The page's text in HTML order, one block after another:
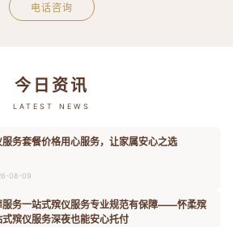
电话咨询
今日资讯
LATEST NEWS
务套餐价格用心服务，让家属安心之选
08-09
服务一站式殡仪服务专业规范有保障——怀柔殡
殡仪服务深夜也能安心托付